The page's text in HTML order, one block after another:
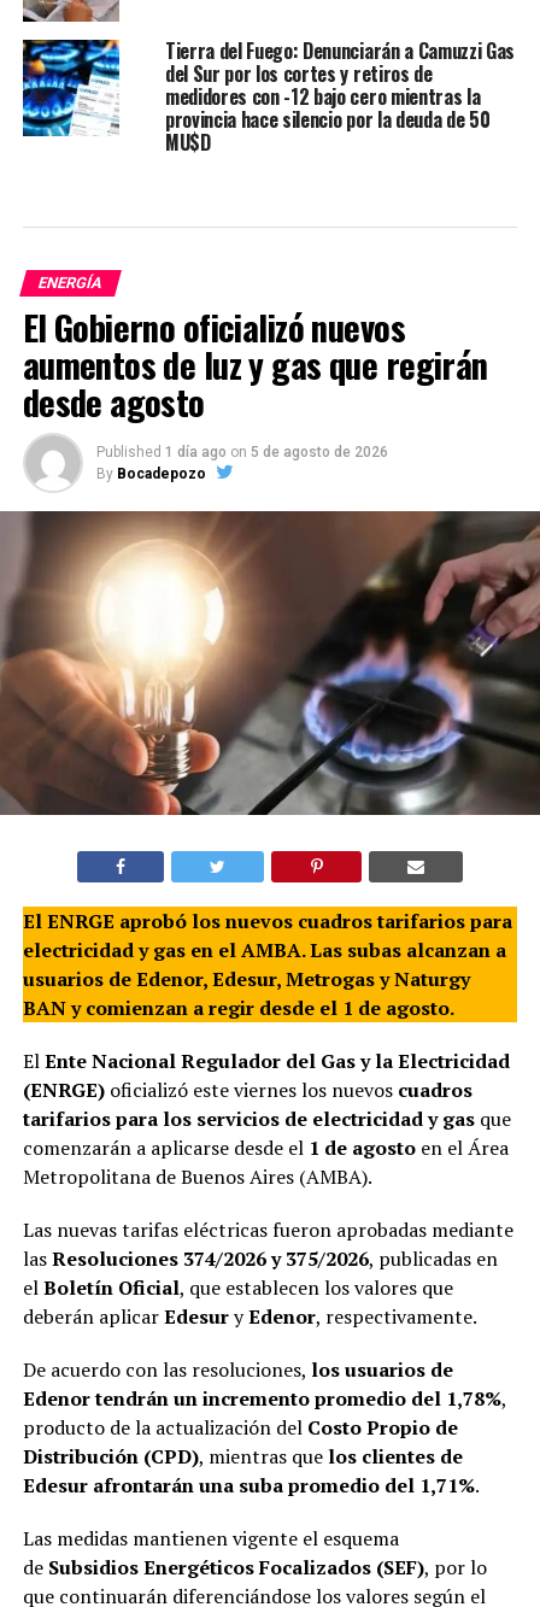
Tierra del Fuego: Denunciarán a Camuzzi Gas
del Sur por los cortes y retiros de
medidores con -12 bajo cero mientras la
provincia hace silencio por la deuda de 50
MU$D
ENERGÍA
El Gobierno oficializó nuevos
aumentos de luz y gas que regirán
desde agosto
Published 1 día ago on 5 de agosto de 2026
By Bocadepozo
El ENRGE aprobó los nuevos cuadros tarifarios para
electricidad y gas en el AMBA. Las subas alcanzan a
usuarios de Edenor, Edesur, Metrogas y Naturgy
BAN y comienzan a regir desde el 1 de agosto.
ElEnte Nacional Regulador del Gas y la Electricidad
(ENRGE)oficializó este viernes los nuevos cuadros
tarifarios para los servicios de electricidad y gasque
comenzarán a aplicarse desde el 1 de agostoen el Área
Metropolitana de Buenos Aires (AMBA).
Las nuevas tarifas eléctricas fueron aprobadas mediante
lasResoluciones 374/2026 y 375/2026, publicadas en
elBoletín Oficial, que establecen los valores que
deberán aplicarEdesuryEdenor, respectivamente.
De acuerdo con las resoluciones, los usuarios de
Edenor tendrán un incremento promedio del 1,78%,
producto de la actualización del Costo Propio de
Distribución (CPD), mientras que los clientes de
Edesur afrontarán una suba promedio del 1,71%.
Las medidas mantienen vigente el esquema
de Subsidios Energéticos Focalizados (SEF), por lo
que continuarán diferenciándose los valores según el